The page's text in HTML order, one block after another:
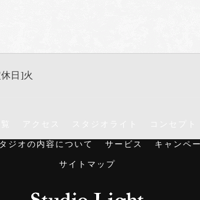
日]火
ジオの内容について サービス キャンペ
サイトマップ